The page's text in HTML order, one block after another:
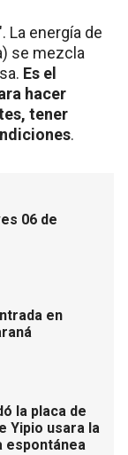
La energía de
se mezcla
Es el
hacer
tener
.
06 de
en
la placa de
Yipio usara la
espontánea